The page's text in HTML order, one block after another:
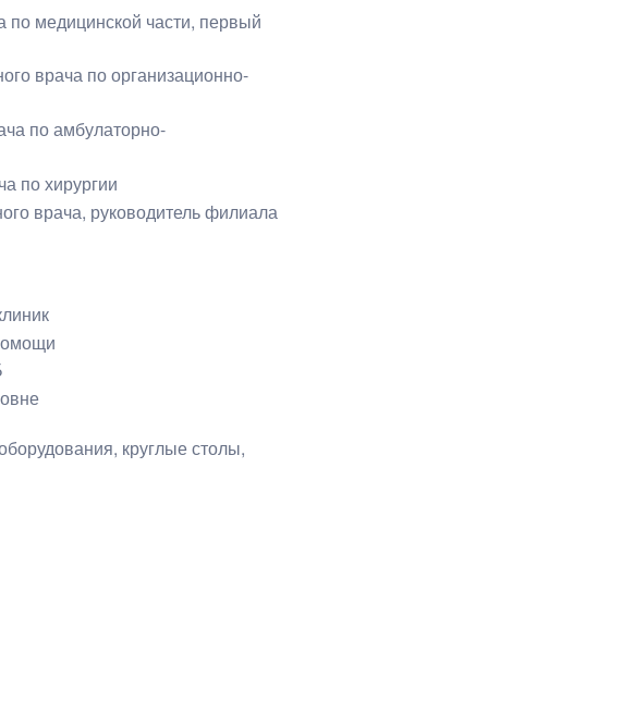
по медицинской части, первый
врача по организационно-
по амбулаторно-
по хирургии
врача, руководитель филиала
круглые столы,